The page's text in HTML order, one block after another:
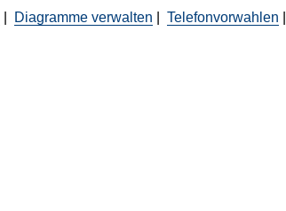
Diagramme verwalten Telefonvorwahlen